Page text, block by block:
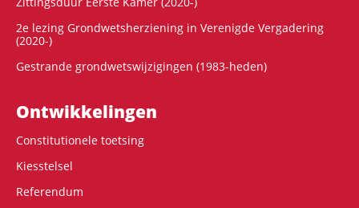
2e lezing Grondwetsherziening in Verenigde Vergadering
(2020-)
Gestrande grondwetswijzigingen (1983-heden)
Ontwikke­lingen
Constitutionele toetsing
Kiesstelsel
Referendum